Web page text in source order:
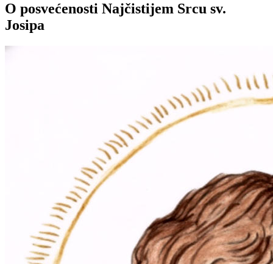
O posvećenosti Najčistijem Srcu sv.
Josipa